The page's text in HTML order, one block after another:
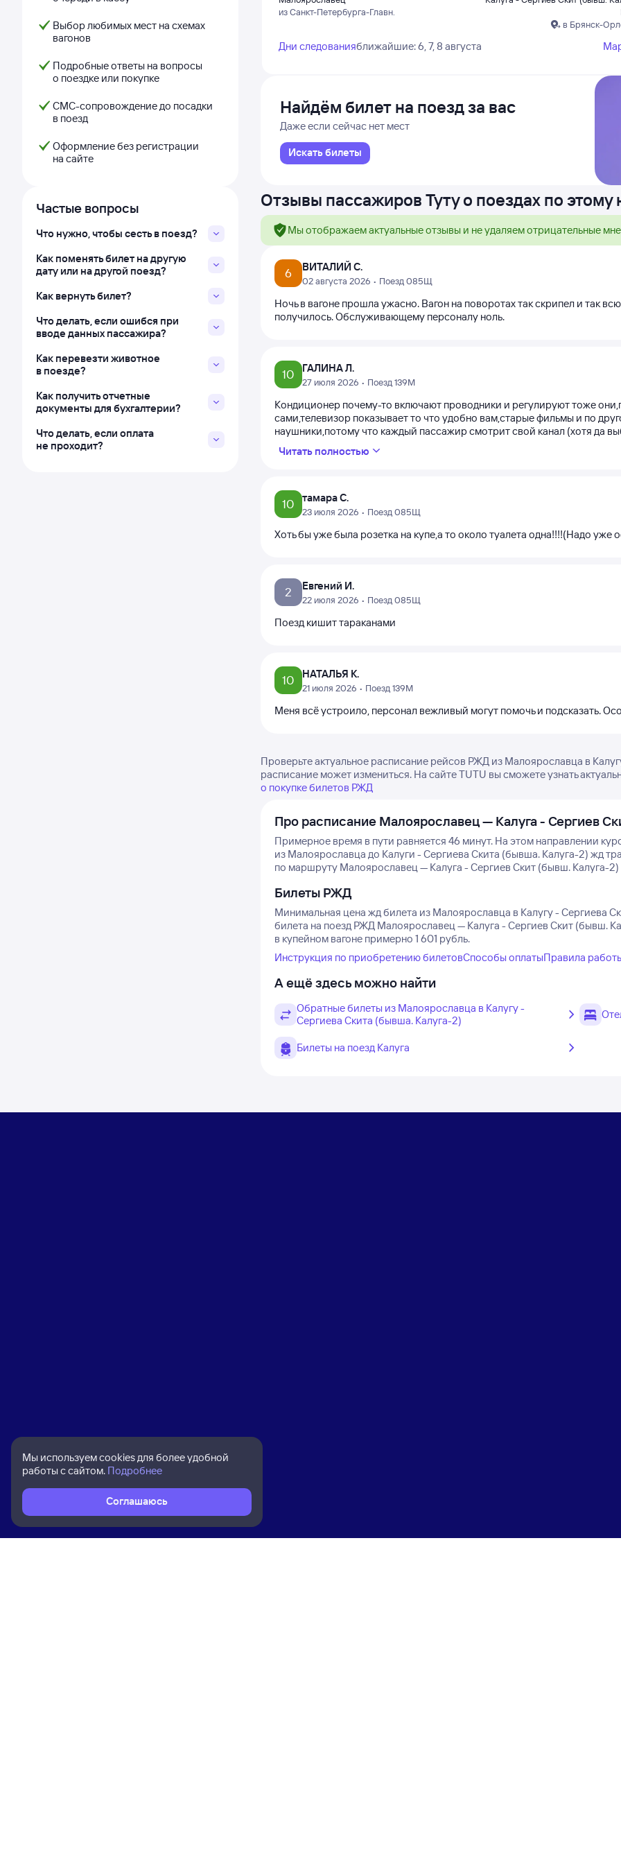
Выбор любимых мест на схемах
вагонов
Подробные ответы на вопросы
о поездке или покупке
СМС-сопровождение до посадки
в поезд
Оформление без регистрации
на сайте
Частые вопросы
Что нужно, чтобы сесть в поезд?
Как поменять билет на другую
дату или на другой поезд?
Как вернуть билет?
Что делать, если ошибся при
вводе данных пассажира?
Как перевезти животное
в поезде?
Как получить отчетные
документы для бухгалтерии?
Что делать, если оплата
не проходит?
из Санкт-Петербурга-Главн.
в Брянск-
Дни следованияближайшие: 6, 7, 8 августа
Найдём билет на поезд за вас
Даже если сейчас нет мест
Искать билеты
Отзывы пассажиров Туту о поездах по
Мы отображаем актуальные отзывы и не удаляем отрицательные
6 ВИТАЛИЙ С.
02 августа 2026 • Поезд 085Щ
Ночь в вагоне прошла ужасно. Вагон на поворотах так скрипел и так
получилось. Обслуживающему персоналу ноль.
10 ГАЛИНА Л.
27 июля 2026 • Поезд 139М
Кондиционер почему-то включают проводники и регулируют тоже
сами,телевизор показывает то что удобно вам,старые фильмы и по
наушники,потому что каждый пассажир смотрит свой канал (хотя да
Читать полностью
10 тамара С.
23 июля 2026 • Поезд 085Щ
Хоть бы уже была розетка на купе,а то около туалета одна!!!!(Надо уже
2 Евгений И.
22 июля 2026 • Поезд 085Щ
Поезд кишит тараканами
10 НАТАЛЬЯ К.
21 июля 2026 • Поезд 139М
Меня всё устроило, персонал вежливый могут помочь и подсказать.
Проверьте актуальное расписание рейсов РЖД из Малоярославца в
расписание может измениться. На сайте TUTU вы сможете узнать
о покупке билетов РЖД
Про расписание Малоярославец — Калуга - Сергиев
Примерное время в пути равняется 46 минут. На этом направлении
из Малоярославца до Калуги - Сергиева Скита (бывша. Калуга-2) жд
по маршруту Малоярославец — Калуга - Сергиев Скит (бывш. Калуга-2)
Билеты РЖД
Минимальная цена жд билета из Малоярославца в Калугу - Сергиева
билета на поезд РЖД Малоярославец — Калуга - Сергиев Скит (бывш.
в купейном вагоне примерно 1 601 рубль.
Инструкция по приобретению билетовСпособы оплатыПравила
А ещё здесь можно найти
Обратные билеты из Малоярославца в Калугу -
Сергиева Скита (бывша. Калуга-2)
Билеты на поезд Калуга
Мы используем cookies для более удобной
работы с сайтом. Подробнее
Соглашаюсь